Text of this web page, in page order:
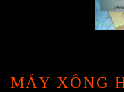
MÁY XÔNG